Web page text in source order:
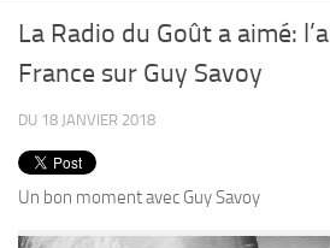
La Radio du Goût a aimé:
France sur Guy Savoy
DU 18 JANVIER 2018
Un bon moment avec Guy Savoy